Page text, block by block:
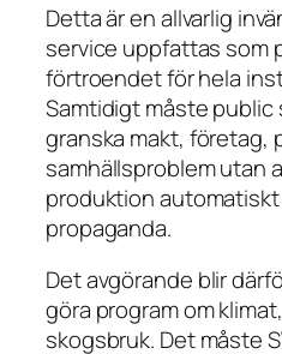
Detta är en allvarlig
service uppfattas som
förtroendet för hela
Samtidigt måste public
granska makt, företag,
samhällsproblem utan
produktion
propaganda.
Det avgörande blir
göra program om
skogsbruk. Det måste